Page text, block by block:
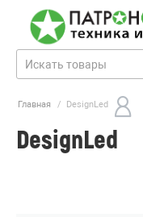
Главная / DesignLed
DesignLed